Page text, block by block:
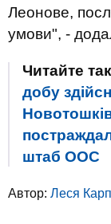
Леонове,
умови", -
Читайте
добу
штаб ООС
Автор: Леся